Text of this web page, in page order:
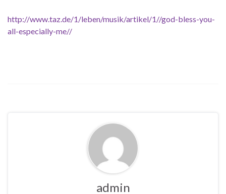
http://www.taz.de/1/leben/musik/artikel/1//god-bless-you-
all-especially-me//
admin